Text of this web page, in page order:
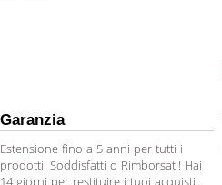
Garanzia
Estensione fino a 5 anni per tutti i
prodotti. Soddisfatti o Rimborsati! Hai
14 giorni per restituire i tuoi acquisti.